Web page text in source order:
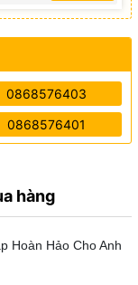
0868576403
0868576401
hàng
Hoàn Hảo Cho Anh